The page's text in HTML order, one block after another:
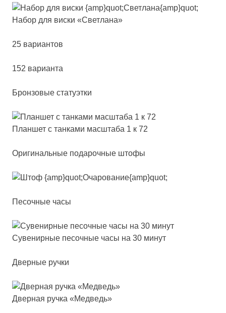
Набор для виc­ки «Свет­ла­на»
25 вариантов
152 варианта
Бронзовые статуэтки
План­шет с тан­ка­ми мас­шта­ба 1 к 72
Оригинальные подарочные штофы
Песочные часы
Суве­нир­ные пе­соч­ные ча­сы на 30 ми­нут
Дверные ручки
Двер­ная руч­ка «Мед­ведь»